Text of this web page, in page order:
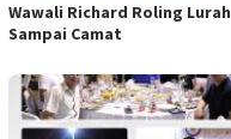
Wawali Richard Roling Lurah
Sampai Camat